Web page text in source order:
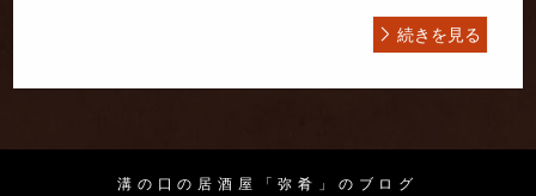
続きを見る
溝の口の居酒屋「弥肴」のブログ